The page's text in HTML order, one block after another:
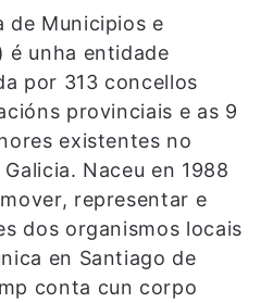
de Municipios e
é unha entidade
por 313 concellos
provinciais e as 9
existentes no
Naceu en 1988
representar e
dos organismos locais
en Santiago de
conta cun corpo